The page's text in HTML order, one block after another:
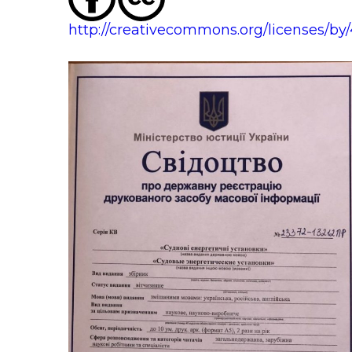
http://creativecommons.org/licenses/